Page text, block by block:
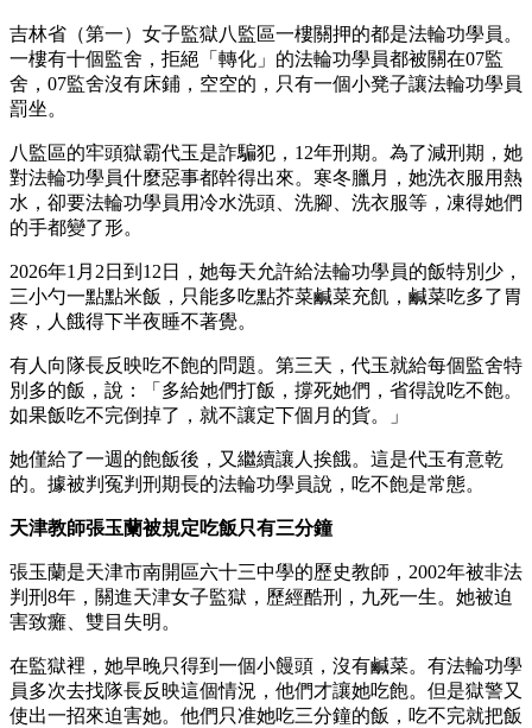
吉林省（第一）女子監獄八監區一樓關押的都是法輪功學員。
一樓有十個監舍，拒絕「轉化」的法輪功學員都被關在07監
舍，07監舍沒有床鋪，空空的，只有一個小凳子讓法輪功學員
罰坐。
八監區的牢頭獄霸代玉是詐騙犯，12年刑期。為了減刑期，她
對法輪功學員什麼惡事都幹得出來。寒冬臘月，她洗衣服用熱
水，卻要法輪功學員用冷水洗頭、洗腳、洗衣服等，凍得她們
的手都變了形。
2026年1月2日到12日，她每天允許給法輪功學員的飯特別少，
三小勺一點點米飯，只能多吃點芥菜鹹菜充飢，鹹菜吃多了胃
疼，人餓得下半夜睡不著覺。
有人向隊長反映吃不飽的問題。第三天，代玉就給每個監舍特
別多的飯，說：「多給她們打飯，撐死她們，省得說吃不飽。
如果飯吃不完倒掉了，就不讓定下個月的貨。」
她僅給了一週的飽飯後，又繼續讓人挨餓。這是代玉有意乾
的。據被判冤判刑期長的法輪功學員說，吃不飽是常態。
天津教師張玉蘭被規定吃飯只有三分鐘
張玉蘭是天津市南開區六十三中學的歷史教師，2002年被非法
判刑8年，關進天津女子監獄，歷經酷刑，九死一生。她被迫
害致癱、雙目失明。
在監獄裡，她早晚只得到一個小饅頭，沒有鹹菜。有法輪功學
員多次去找隊長反映這個情況，他們才讓她吃飽。但是獄警又
使出一招來迫害她。他們只准她吃三分鐘的飯，吃不完就把飯